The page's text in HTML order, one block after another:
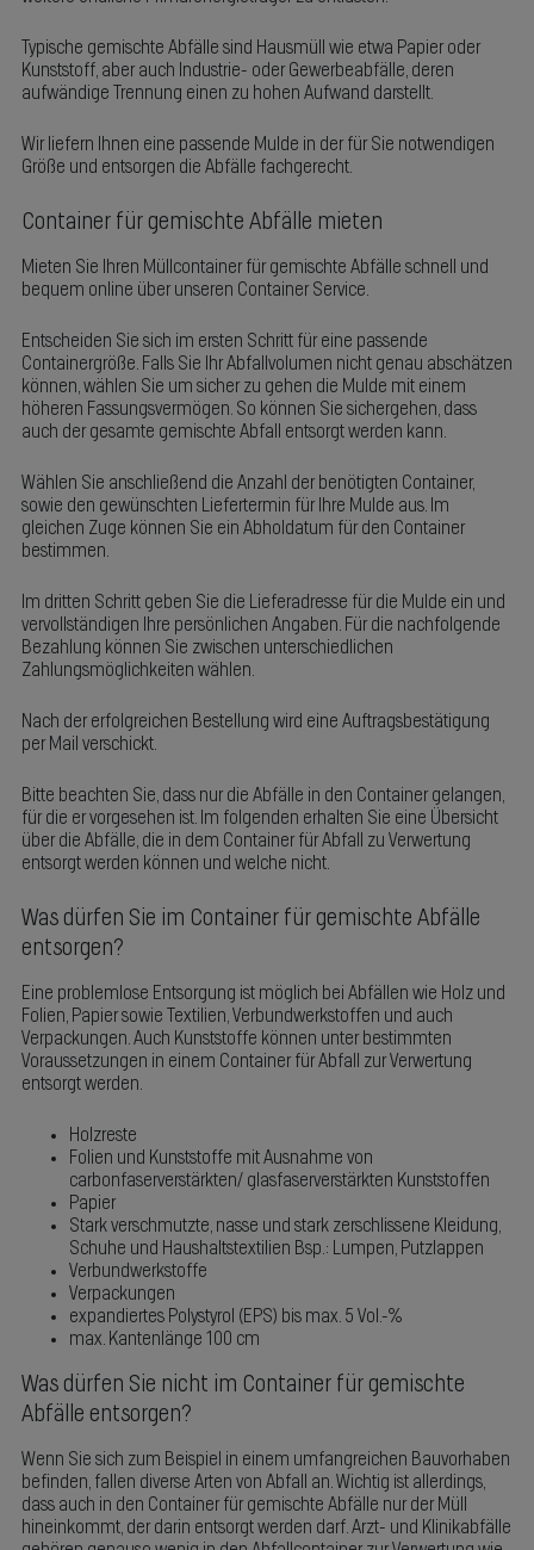
Typische gemischte Abfälle sind Hausmüll wie etwa Papier oder
Kunststoff, aber auch Industrie- oder Gewerbeabfälle, deren
aufwändige Trennung einen zu hohen Aufwand darstellt.
Wir liefern Ihnen eine passende Mulde in der für Sie notwendigen
Größe und entsorgen die Abfälle fachgerecht.
Container für gemischte Abfälle mieten
Mieten Sie Ihren Müllcontainer für gemischte Abfälle schnell und
bequem online über unseren Container Service.
Entscheiden Sie sich im ersten Schritt für eine passende
Containergröße. Falls Sie Ihr Abfallvolumen nicht genau abschätzen
können, wählen Sie um sicher zu gehen die Mulde mit einem
höheren Fassungsvermögen. So können Sie sichergehen, dass
auch der gesamte gemischte Abfall entsorgt werden kann.
Wählen Sie anschließend die Anzahl der benötigten Container,
sowie den gewünschten Liefertermin für Ihre Mulde aus. Im
gleichen Zuge können Sie ein Abholdatum für den Container
bestimmen.
Im dritten Schritt geben Sie die Lieferadresse für die Mulde ein und
vervollständigen Ihre persönlichen Angaben. Für die nachfolgende
Bezahlung können Sie zwischen unterschiedlichen
Zahlungsmöglichkeiten wählen.
Nach der erfolgreichen Bestellung wird eine Auftragsbestätigung
per Mail verschickt.
Bitte beachten Sie, dass nur die Abfälle in den Container gelangen,
für die er vorgesehen ist. Im folgenden erhalten Sie eine Übersicht
über die Abfälle, die in dem Container für Abfall zu Verwertung
entsorgt werden können und welche nicht.
Was dürfen Sie im Container für gemischte Abfälle
entsorgen?
Eine problemlose Entsorgung ist möglich bei Abfällen wie Holz und
Folien, Papier sowie Textilien, Verbundwerkstoffen und auch
Verpackungen. Auch Kunststoffe können unter bestimmten
Voraussetzungen in einem Container für Abfall zur Verwertung
entsorgt werden.
Holzreste
Folien und Kunststoffe mit Ausnahme von
carbonfaserverstärkten/ glasfaserverstärkten Kunststoffen
Papier
Stark verschmutzte, nasse und stark zerschlissene Kleidung,
Schuhe und Haushaltstextilien Bsp.: Lumpen, Putzlappen
Verbundwerkstoffe
Verpackungen
expandiertes Polystyrol (EPS) bis max. 5 Vol.-%
max. Kantenlänge 100 cm
Was dürfen Sie nicht im Container für gemischte
Abfälle entsorgen?
Wenn Sie sich zum Beispiel in einem umfangreichen Bauvorhaben
befinden, fallen diverse Arten von Abfall an. Wichtig ist allerdings,
dass auch in den Container für gemischte Abfälle nur der Müll
hineinkommt, der darin entsorgt werden darf. Arzt- und Klinikabfälle